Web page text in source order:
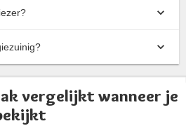
vergelijkt wanneer je